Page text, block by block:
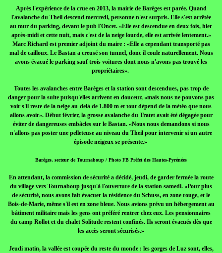
Après l'expérience de la crue en 2013, la mairie de Barèges est parée. Quand
l'avalanche du Theil descend mercredi, personne n'est surpris. Elle s'est arrêtée
au mur du parking, devant le pub l'Oncet. «Elle est descendue en deux fois, hier
après-midi et cette nuit, mais c'est de la neige lourde, elle est arrivée lentement.»
Marc Richard est premier adjoint du maire : «Elle a cependant transporté pas
mal de cailloux. Le Bastan a creusé son tunnel, donc il coule naturellement. Nous
avons évacué le parking sauf trois voitures dont nous n'avons pas trouvé les
propriétaires».
Toutes les avalanches entre Barèges et la station sont descendues, pas trop de
danger pour la suite puisqu'elles arrivent en douceur, «mais nous ne pouvons pas
voir s'il reste de la neige au-delà de 1.800 m et tout dépend de la météo que nous
allons avoir». Début février, la grosse avalanche du Tratet avait été dégagée pour
éviter de dangereuses embâcles sur le Bastan. «Nous nous demandons si nous
n'allons pas poster une pelleteuse au niveau du Theil pour intervenir si un autre
épisode neigeux se présente.»
Barèges, secteur de Tournaboup / Photo FB Préfet des Hautes-Pyrénées
En attendant, la commission de sécurité a décidé, jeudi, de garder fermée la route
du village vers Tournaboup jusqu'à l'ouverture de la station samedi. «Pour plus
de sécurité, nous avons fait évacuer la résidence du Schuss, en zone rouge, et le
Bois-de-Marie, même s'il est en zone bleue. Nous avions prévu un hébergement au
bâtiment militaire mais les gens ont préféré rentrer chez eux. Les pensionnaires
du camp Rollot et du chalet Solitude restent confinés. Ils seront évacués dès que
les accès seront sécurisés.»
Jeudi matin, la vallée est coupée du reste du monde : les gorges de Luz sont, elles,